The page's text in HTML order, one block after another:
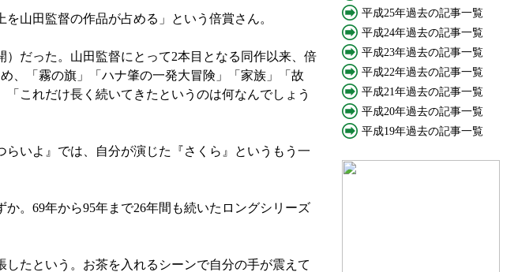
山田監督の作品が占める」という倍賞さん。
だった。山田監督にとって2本目となる同作以来、倍
、「霧の旗」「ハナ肇の一発大冒険」「家族」「故
これだけ長く続いてきたというのは何なんでしょう
いよ』では、自分が演じた『さくら』というもう一
。69年から95年まで26年間も続いたロングシリーズ
たという。お茶を入れるシーンで自分の手が震えて
平成25年過去の記事一覧
平成24年過去の記事一覧
平成23年過去の記事一覧
平成22年過去の記事一覧
平成21年過去の記事一覧
平成20年過去の記事一覧
平成19年過去の記事一覧